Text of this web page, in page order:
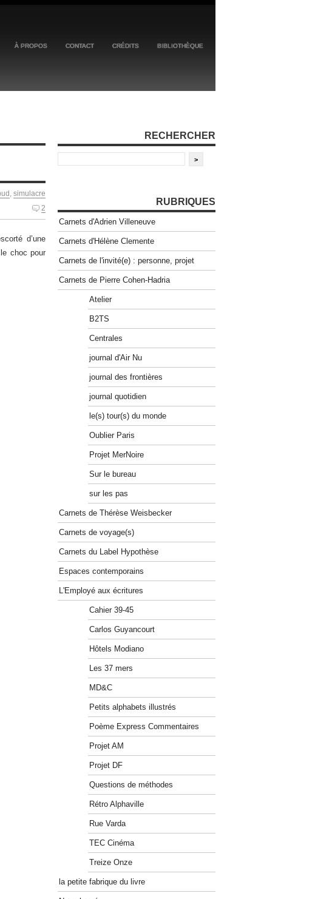
À PROPOS CONTACT CRÉDITS BIBLIOTHÈQUE
, simulacre
2
d’une
choc pour
RECHERCHER
RUBRIQUES
Carnets d'Adrien Villeneuve
Carnets d'Hélène Clemente
Carnets de l'invité(e) : personne, projet
Carnets de Pierre Cohen-Hadria
Atelier
B2TS
Centrales
journal d'Air Nu
journal des frontières
journal quotidien
le(s) tour(s) du monde
Oublier Paris
Projet MerNoire
Sur le bureau
sur les pas
Carnets de Thérèse Weisbecker
Carnets de voyage(s)
Carnets du Label Hypothèse
Espaces contemporains
L'Employé aux écritures
Cahier 39-45
Carlos Guyancourt
Hôtels Modiano
Les 37 mers
MD&C
Petits alphabets illustrés
Poème Express Commentaires
Projet AM
Projet DF
Questions de méthodes
Rétro Alphaville
Rue Varda
TEC Cinéma
Treize Onze
la petite fabrique du livre